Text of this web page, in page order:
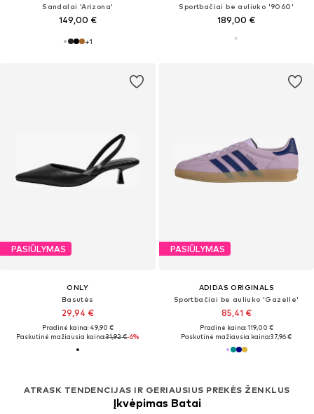
Sandalai 'Arizona'
149,00 €
+1
Sportbačiai be auliuko '9060'
189,00 €
PASIŪLYMAS
ONLY
Basutės
29,94 €
Pradinė kaina: 49,90 €
Paskutinė mažiausia kaina:31,92 €-6%
PASIŪLYMAS
ADIDAS ORIGINALS
Sportbačiai be auliuko 'Gazelle'
85,41 €
Pradinė kaina: 119,00 €
Paskutinė mažiausia kaina:37,96 €
ATRASK TENDENCIJAS IR GERIAUSIUS PREKĖS ŽENKLUS
Įkvėpimas Batai